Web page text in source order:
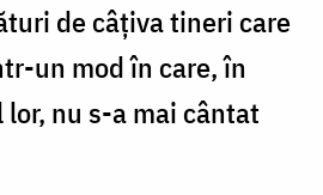
de câţiva tineri care
un mod în care, în
nu s-a mai cântat